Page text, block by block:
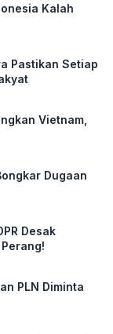
Kalah
Pastikan Setiap
Vietnam,
Dugaan
Desak
PLN Diminta